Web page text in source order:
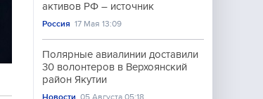
активов РФ – источник
Россия 17 Мая 13:09
Полярные авиалинии доставили
30 волонтеров в Верхоянский
район Якутии
Новости 05 Августа 05:18